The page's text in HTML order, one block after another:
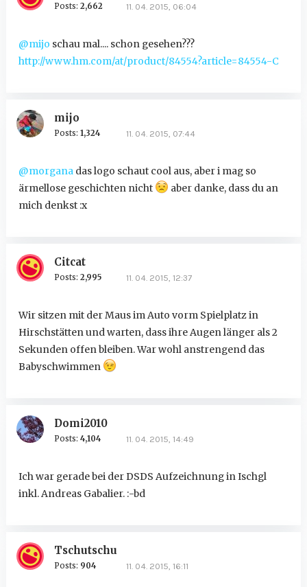
Posts: 2,662 11. 04. 2015, 06:04
@mijo schau mal.... schon gesehen???
http://www.hm.com/at/product/84554?article=84554-C
mijo
Posts: 1,324 11. 04. 2015, 07:44
@morganadas logo schaut cool aus, aber i mag so
ärmellose geschichten nicht
aber danke, dass du an
mich denkst :x
Citcat
Posts: 2,995 11. 04. 2015, 12:37
Wir sitzen mit der Maus im Auto vorm Spielplatz in
Hirschstätten und warten, dass ihre Augen länger als 2
Sekunden offen bleiben. War wohl anstrengend das
Babyschwimmen
Domi2010
Posts: 4,104 11. 04. 2015, 14:49
Ich war gerade bei der DSDS Aufzeichnung in Ischgl
inkl. Andreas Gabalier. :-bd
Tschutschu
Posts: 904 11. 04. 2015, 16:11